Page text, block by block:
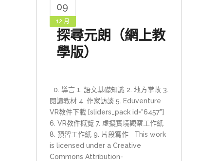
09
12 月
探尋元朗（網上教
學版）
0. 導言 1. 語文基礎知識 2. 地方掌故 3.
閱讀教材 4. 作家訪談 5. Eduventure
VR教件下載 [sliders_pack id="6457"]
6. VR教件概覽 7. 虛擬實境觀察工作紙
8. 預習工作紙 9. 片段寫作 This work
is licensed under a Creative
Commons Attribution-